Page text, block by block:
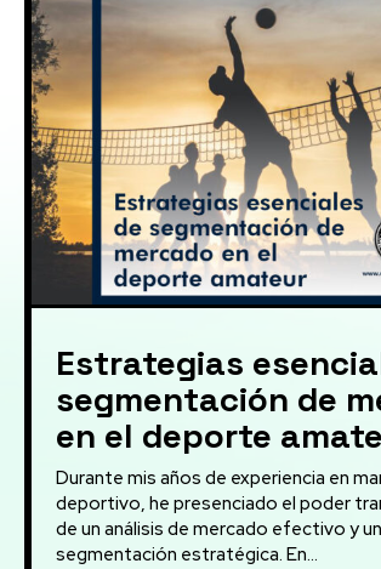
Estrategias
segmentación de
en el deporte
Durante mis años de experiencia en
deportivo, he presenciado el poder
de un análisis de mercado efectivo y
segmentación estratégica. En...